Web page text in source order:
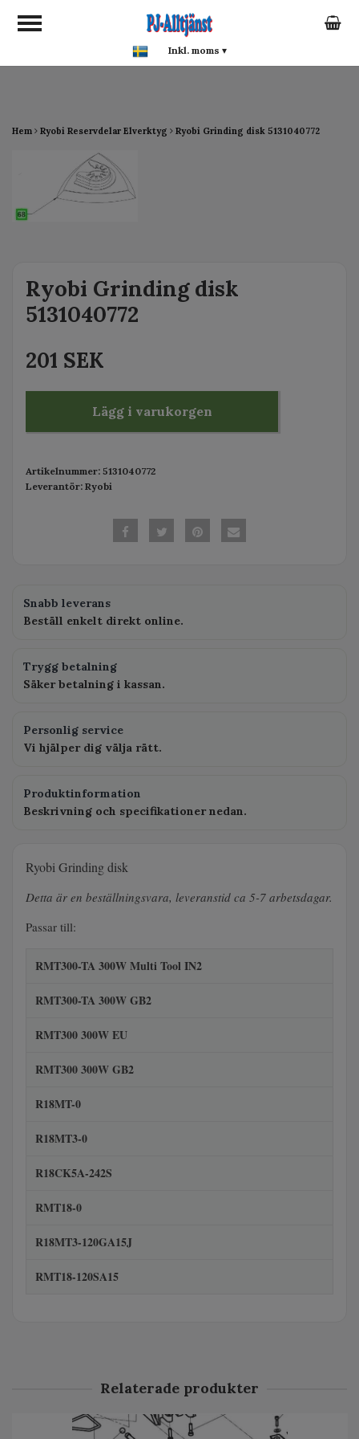
google-site-verification:
google0142a1f5f0015a93.html
Hem Ryobi Reservdelar Elverktyg Ryobi Grinding disk 5131040772
Ryobi Grinding disk
5131040772
201 SEK
Lägg i varukorgen
Artikelnummer: 5131040772
Leverantör: Ryobi
Snabb leverans
Beställ enkelt direkt online.
Trygg betalning
Säker betalning i kassan.
Personlig service
Vi hjälper dig välja rätt.
Produktinformation
Beskrivning och specifikationer nedan.
Ryobi Grinding disk
Detta är en beställningsvara, leveranstid ca 5-7 arbetsdagar.
Passar till:
RMT300-TA 300W Multi Tool IN2
RMT300-TA 300W GB2
RMT300 300W EU
RMT300 300W GB2
R18MT-0
R18MT3-0
R18CK5A-242S
RMT18-0
R18MT3-120GA15J
RMT18-120SA15
Relaterade produkter
Inkl. moms ▾